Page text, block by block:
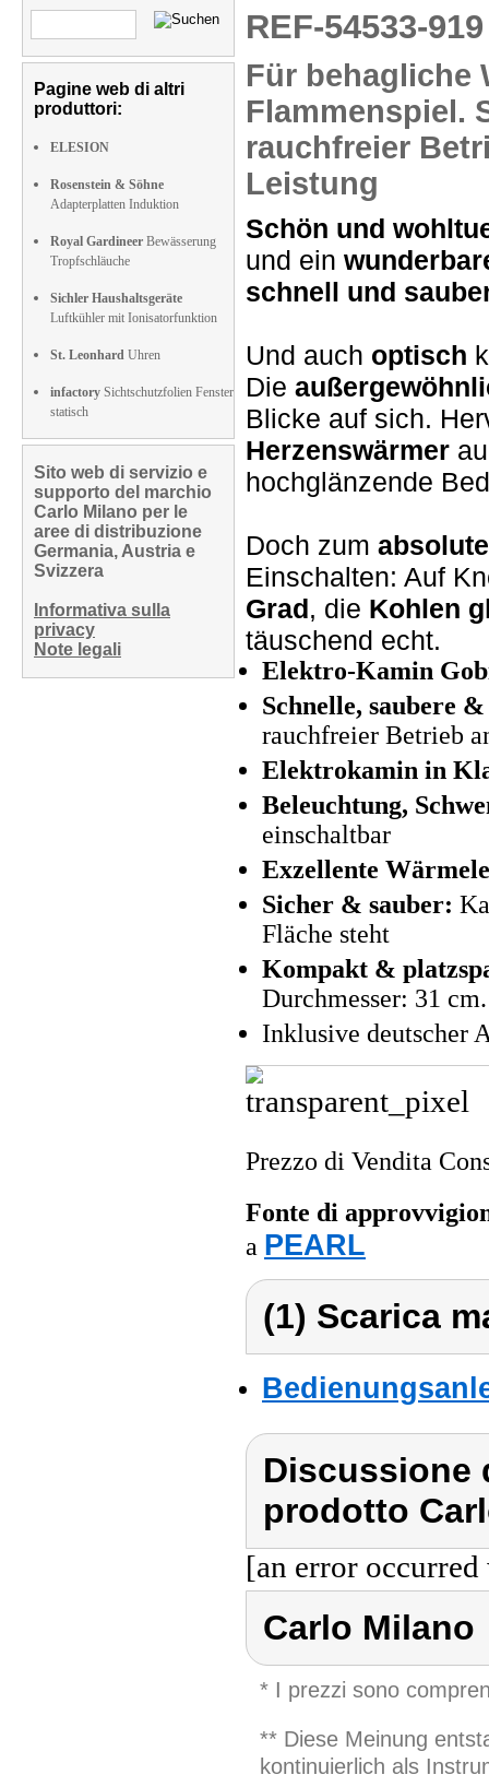
Pagine web di altri
produttori:
ELESION
Rosenstein & Söhne
Adapterplatten Induktion
Royal Gardineer Bewässerung
Tropfschläuche
Sichler Haushaltsgeräte
Luftkühler mit Ionisatorfunktion
St. Leonhard Uhren
infactory Sichtschutzfolien Fenster
statisch
Sito web di servizio e
supporto del marchio
Carlo Milano per le
aree di distribuzione
Germania, Austria e
Svizzera
Informativa sulla
privacy
Note legali
REF-54533-
Für behagliche
Flammenspiel.
rauchfreier
Leistung
Schön und
und ein
schnell und
Und auch optisch
Die
Blicke auf sich.
Herzenswärmer
hochglänzende
Doch zum
Einschalten: Auf
Grad, die Kohlen
täuschend echt.
Elektro-Kamin
Schnelle, saubere
rauchfreier Betrieb
Elektrokamin in
Beleuchtung,
einschaltbar
Exzellente
Sicher & sauber:
Fläche steht
Kompakt &
Durchmesser: 31
Inklusive deutscher
Prezzo di Vendita
Fonte di
a PEARL
(1) Scarica
Discussione
prodotto
[an error
Carlo Milano
* I prezzi sono
** Diese Meinung
kontinuierlich als